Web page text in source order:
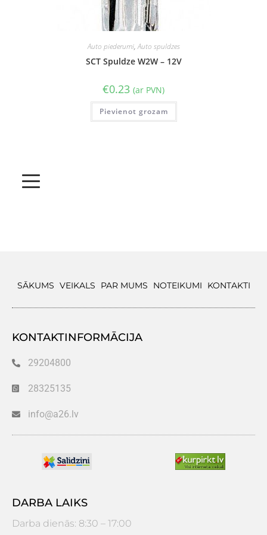
Auto piederumi,Auto spuldzes
SCT Spuldze W2W – 12V
€0.23 (ar PVN)
Pievienot grozam
SĀKUMS VEIKALS PAR MUMS NOTEIKUMI KONTAKTI
KONTAKTINFORMĀCIJA
29204800
28325135
info@a26.lv
DARBA LAIKS
Darba dienās: 8:30 – 17:00